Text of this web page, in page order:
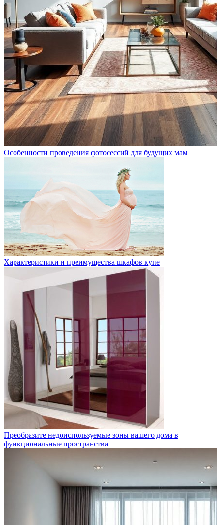
Особенности проведения фотосессий для будущих мам
Характеристики и преимущества шкафов купе
Преобразите недоиспользуемые зоны вашего дома в
функциональные пространства